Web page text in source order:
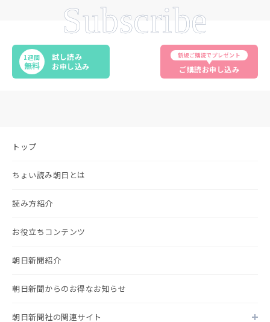
Subscribe
1週間
無料
試し読み
お申し込み
新規ご購読でプレゼント
ご購読お申し込み
トップ
ちょい読み朝日とは
読み方紹介
お役立ちコンテンツ
朝日新聞紹介
朝日新聞からのお得なお知らせ
朝日新聞社の関連サイト